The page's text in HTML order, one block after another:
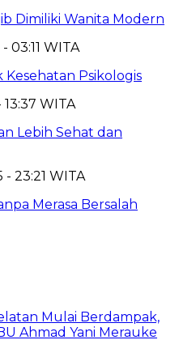
Dimiliki Wanita Modern
03:11 WITA
Psikologis
WITA
Lebih Sehat dan
23:21 WITA
Merasa Bersalah
Mulai Berdampak,
Ahmad Yani Merauke